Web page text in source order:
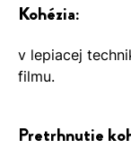
Kohézia:
v lepiacej
filmu.
Pretrhnutie